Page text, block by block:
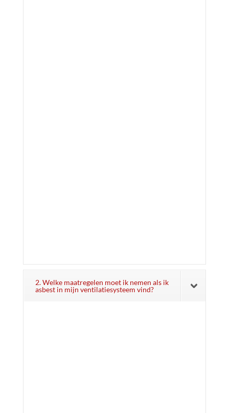
2. Welke maatregelen moet ik nemen als ik
asbest in mijn ventilatiesysteem vind?